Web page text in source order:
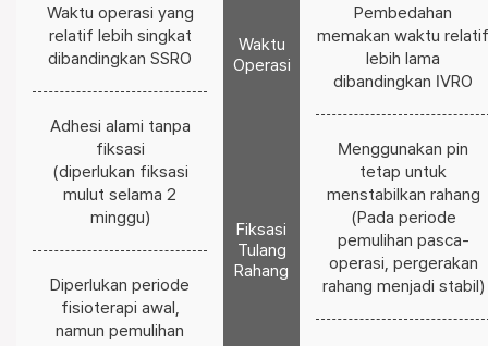
Waktu operasi yang
relatif lebih singkat
dibandingkan SSRO
Adhesi alami tanpa
fiksasi
(diperlukan fiksasi
mulut selama 2
minggu)
Diperlukan periode
fisioterapi awal,
namun pemulihan
Waktu
Operasi
Fiksasi
Tulang
Rahang
Pembedahan
memakan waktu relatif
lebih lama
dibandingkan IVRO
Menggunakan pin
tetap untuk
menstabilkan rahang
(Pada periode
pemulihan pasca-
operasi, pergerakan
rahang menjadi stabil)